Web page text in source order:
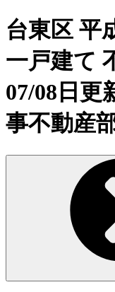
台東区 平
一戸建て
07/08日更
事不動産